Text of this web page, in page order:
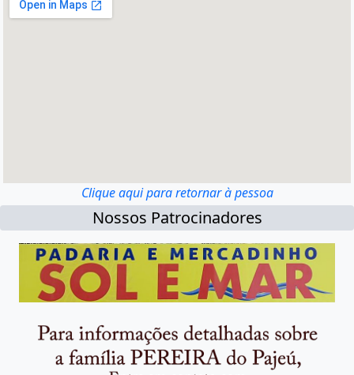
Clique aqui para retornar à pessoa
Nossos Patrocinadores